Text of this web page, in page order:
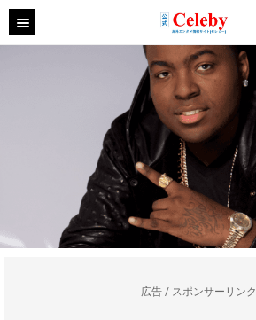
広告 / スポンサーリンク